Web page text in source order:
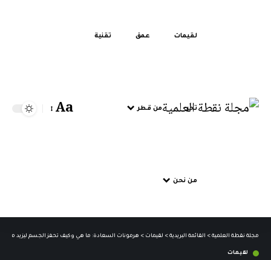
لقيمات عمق تقنية
تحر من قطر
من نحن
Aa
مجلة نقطة العلمية > القائمة البريدية > لقيمات > هرمونات السعادة: ما هي وكيف تحفز الجسم ليزيد من
لقيمات